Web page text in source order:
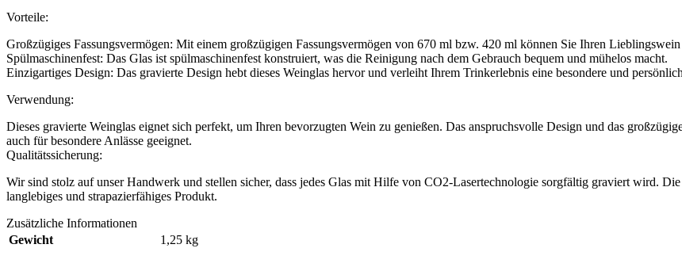
Vorteile:
Großzügiges Fassungsvermögen: Mit einem großzügigen Fassungsvermögen von 670 ml bzw. 420 ml können Sie Ihren
Spülmaschinenfest: Das Glas ist spülmaschinenfest konstruiert, was die Reinigung nach dem Gebrauch bequem und mühelos macht.
Einzigartiges Design: Das gravierte Design hebt dieses Weinglas hervor und verleiht Ihrem Trinkerlebnis eine besondere und
Verwendung:
Dieses gravierte Weinglas eignet sich perfekt, um Ihren bevorzugten Wein zu genießen. Das anspruchsvolle Design und das
auch für besondere Anlässe geeignet.
Qualitätssicherung:
Wir sind stolz auf unser Handwerk und stellen sicher, dass jedes Glas mit Hilfe von CO2-Lasertechnologie sorgfältig graviert wird.
langlebiges und strapazierfähiges Produkt.
Zusätzliche Informationen
Gewicht
1,25 kg